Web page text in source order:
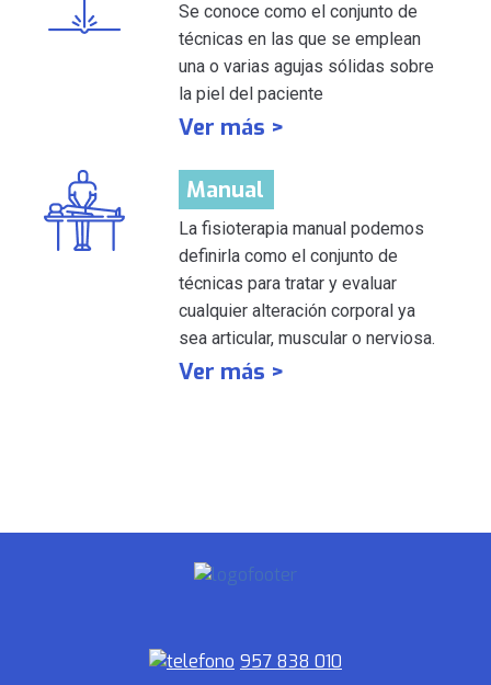
Se conoce como el conjunto de
técnicas en las que se emplean
una o varias agujas sólidas sobre
la piel del paciente
Ver más >
Manual
La fisioterapia manual podemos
definirla como el conjunto de
técnicas para tratar y evaluar
cualquier alteración corporal ya
sea articular, muscular o nerviosa.
Ver más >
957 838 010